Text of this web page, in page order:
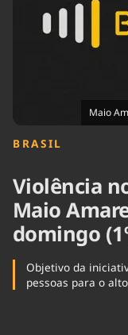
Tecnologia
Cinema
Maio
BRASIL
Violência
Maio
domingo
Objetivo da
pessoas para o